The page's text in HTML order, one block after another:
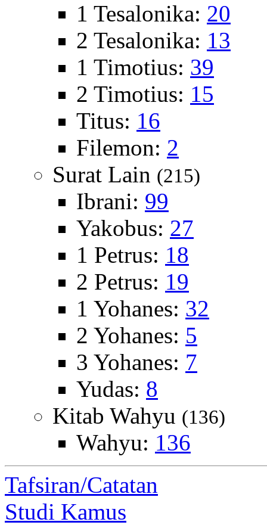
1 Tesalonika: 20
2 Tesalonika: 13
1 Timotius: 39
2 Timotius: 15
Titus: 16
Filemon: 2
Surat Lain (215)
Ibrani: 99
Yakobus: 27
1 Petrus: 18
2 Petrus: 19
1 Yohanes: 32
2 Yohanes: 5
3 Yohanes: 7
Yudas: 8
Kitab Wahyu (136)
Wahyu: 136
Tafsiran/Catatan
Studi Kamus